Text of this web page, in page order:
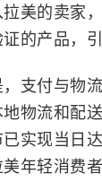
美的卖家
的产品，
支付与物
物流和配
实现当日
年轻消费